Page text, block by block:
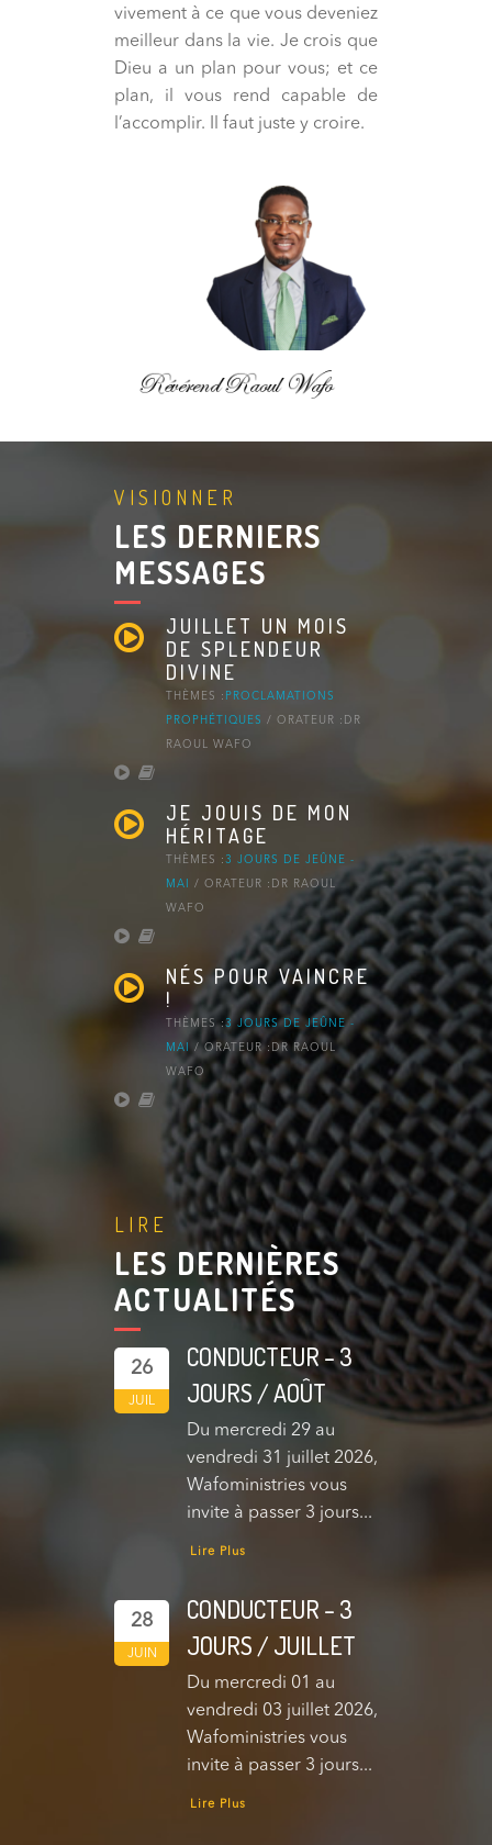
vivement à ce que vous deveniez
meilleur dans la vie. Je crois que
Dieu a un plan pour vous; et ce
plan, il vous rend capable de
l’accomplir. Il faut juste y croire.
VISIONNER
LES DERNIERS
MESSAGES
JUILLET UN MOIS
DE SPLENDEUR
DIVINE
THÈMES : PROCLAMATIONS
PROPHÉTIQUES / ORATEUR :DR
RAOUL WAFO
JE JOUIS DE MON
HÉRITAGE
THÈMES : 3 JOURS DE JEÛNE -
MAI / ORATEUR :DR RAOUL
WAFO
NÉS POUR VAINCRE
!
THÈMES : 3 JOURS DE JEÛNE -
MAI / ORATEUR :DR RAOUL
WAFO
LIRE
LES DERNIÈRES
ACTUALITÉS
26
JUIL
CONDUCTEUR – 3
JOURS / AOÛT
Du mercredi 29 au
vendredi 31 juillet 2026,
Wafoministries vous
invite à passer 3 jours...
Lire Plus
28
JUIN
CONDUCTEUR – 3
JOURS / JUILLET
Du mercredi 01 au
vendredi 03 juillet 2026,
Wafoministries vous
invite à passer 3 jours...
Lire Plus